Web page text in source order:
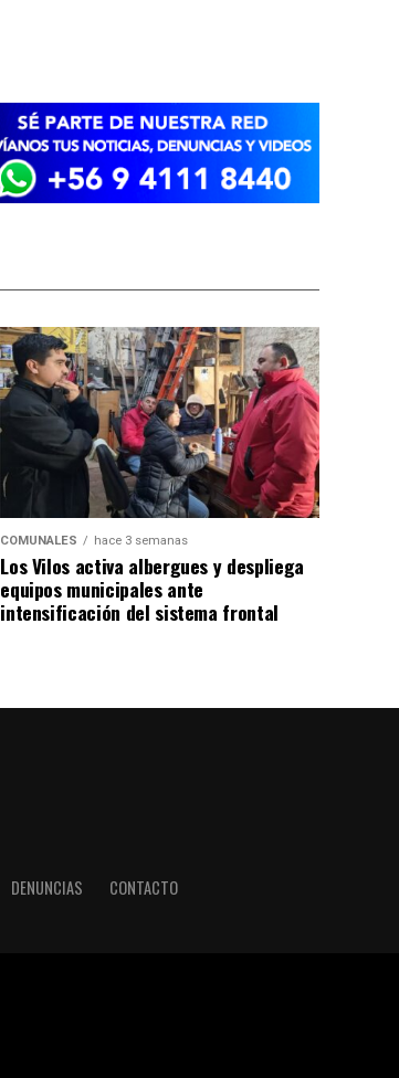
COMUNALES hace 3 semanas
Los Vilos activa albergues y despliega
equipos municipales ante
intensificación del sistema frontal
DENUNCIAS CONTACTO